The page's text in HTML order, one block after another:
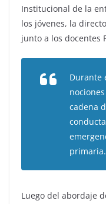
Institucional de la
los jóvenes, la
junto a los docentes
Durante
cadena
primaria.
Luego del abordaje